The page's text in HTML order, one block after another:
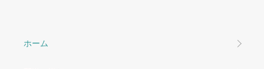
ホーム